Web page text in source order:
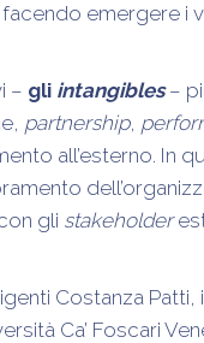
emergere i
– gli intangibles–
partnership,
all’esterno. In
gli stakeholder
Costanza Patti,
Ca’ Foscari